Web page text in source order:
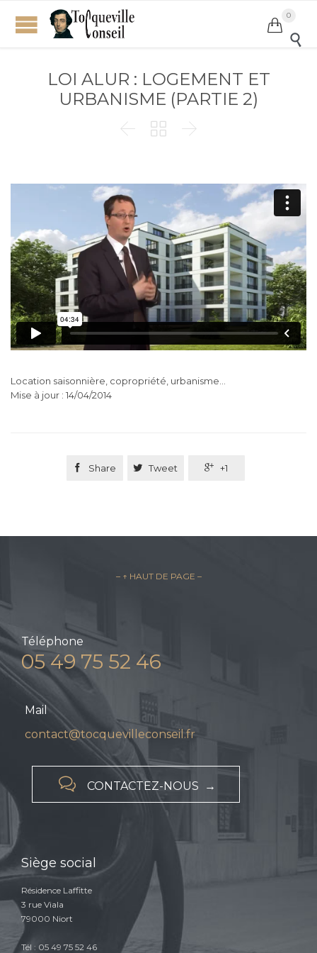

0

LOI ALUR : LOGEMENT ET
URBANISME (PARTIE 2)
  
Location saisonnière, copropriété, urbanisme…
Mise à jour : 14/04/2014
 Share  Tweet  +1
– ↑ HAUT DE PAGE –
Téléphone
05 49 75 52 46
Mail
contact@tocquevilleconseil.fr
 CONTACTEZ-NOUS →
Siège social
Résidence Laffitte
3 rue Viala
79000 Niort
Tél : 05 49 75 52 46